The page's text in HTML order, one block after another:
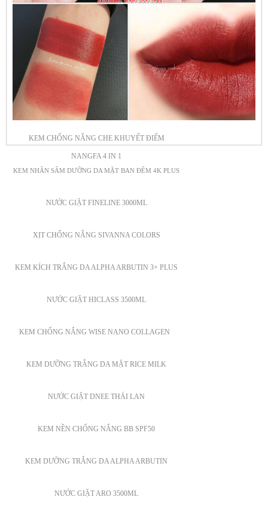
KEM CHỐNG NẮNG CHE KHUYẾT ĐIỂM
NANGFA 4 IN 1
KEM NHÂN SÂM DƯỠNG DA MẶT BAN ĐÊM 4K PLUS
NƯỚC GIẶT FINELINE 3000ML
XỊT CHỐNG NẮNG SIVANNA COLORS
KEM KÍCH TRẮNG DA ALPHA ARBUTIN 3+ PLUS
NƯỚC GIẶT HICLASS 3500ML
KEM CHỐNG NẮNG WISE NANO COLLAGEN
KEM DƯỠNG TRẮNG DA MẶT RICE MILK
NƯỚC GIẶT DNEE THÁI LAN
KEM NỀN CHỐNG NẮNG BB SPF50
KEM DƯỠNG TRẮNG DA ALPHA ARBUTIN
NƯỚC GIẶT ARO 3500ML